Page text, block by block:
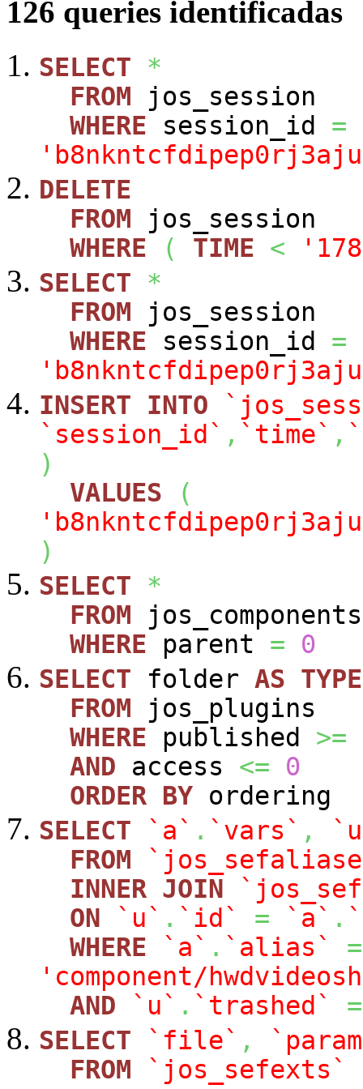
126 queries identificadas
SELECT
*
FROM jos_session
WHERE session_id =
DELETE
FROM jos_session
WHERE
( TIME <
SELECT
*
FROM jos_session
WHERE session_id =
INSERT
INTO
`session_id` , `time` ,
)
VALUES
(
)
SELECT
*
FROM jos_components
WHERE parent =
0
SELECT folder AS TYPE
FROM jos_plugins
WHERE published >=
AND access <=
0
ORDER BY ordering
SELECT
`a` . `vars` ,
FROM
INNER JOIN
ON
`u` . `id` = `a` .
WHERE
`a` . `alias`
=
'component/
AND
`u` . `trashed`
=
SELECT
`file` ,
FROM
`jos_sefexts`